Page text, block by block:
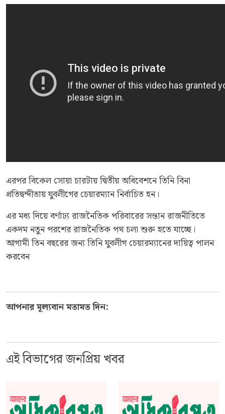
এরপর বিকেল সোয়া চারটায় দ্বিতীয় অধিবেশনে তিনি বিনা
প্রতিদ্বন্দীতায় যুবলীগের চেয়ারম্যান নির্বাচিত হন।
এর মধ্য দিয়ে বর্ণাঢ্য রাজনৈতিক পরিবারের সন্তান রাজনীতিতে
একদম নতুন পরশের রাজনৈতিক পথ চলা শুরু হতে যাচ্ছে।
আগামী তিন বছরের জন্য তিনি যুবলীগ চেয়ারম্যানের দায়িত্ব পালন
করবেন
আপনার মূল্যবান মতামত দিন:
এই বিভাগের জনপ্রিয় খবর